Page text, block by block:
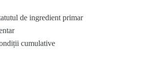
de ingredient primar
cumulative